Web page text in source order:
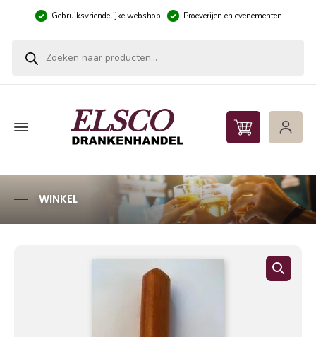
Gebruiksvriendelijke webshop Proeverijen en evenementen
WINKEL